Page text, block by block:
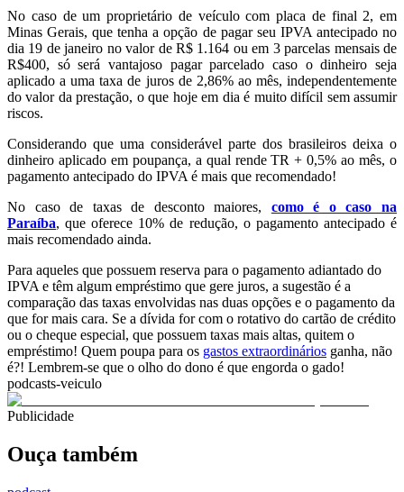
No caso de um proprietário de veículo com placa de final 2, em
Minas Gerais, que tenha a opção de pagar seu IPVA antecipado no
dia 19 de janeiro no valor de R$ 1.164 ou em 3 parcelas mensais de
R$400, só será vantajoso pagar parcelado caso o dinheiro seja
aplicado a uma taxa de juros de 2,86% ao mês, independentemente
do valor da prestação, o que hoje em dia é muito difícil sem assumir
riscos.
Considerando que uma considerável parte dos brasileiros deixa o
dinheiro aplicado em poupança, a qual rende TR + 0,5% ao mês, o
pagamento antecipado do IPVA é mais que recomendado!
No caso de taxas de desconto maiores, como é o caso na
Paraíba, que oferece 10% de redução, o pagamento antecipado é
mais recomendado ainda.
Para aqueles que possuem reserva para o pagamento adiantado do
IPVA e têm algum empréstimo que gere juros, a sugestão é a
comparação das taxas envolvidas nas duas opções e o pagamento da
que for mais cara. Se a dívida for com o rotativo do cartão de crédito
ou o cheque especial, que possuem taxas mais altas, quitem o
empréstimo! Quem poupa para os gastos extraordinários ganha, não
é?! Lembrem-se que o olho do dono é que engorda o gado!
podcasts-veiculo
Publicidade
Ouça também